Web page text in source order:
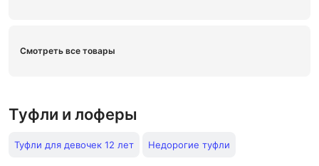
Смотреть все товары
Туфли и лоферы
Туфли для девочек 12 лет Недорогие туфли